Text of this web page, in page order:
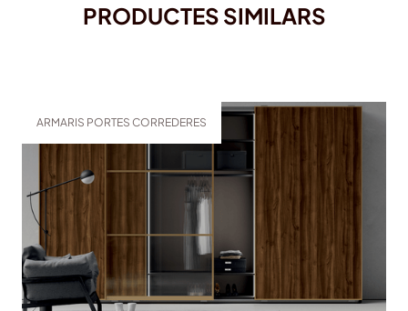
PRODUCTES SIMILARS
ARMARIS PORTES CORREDERES